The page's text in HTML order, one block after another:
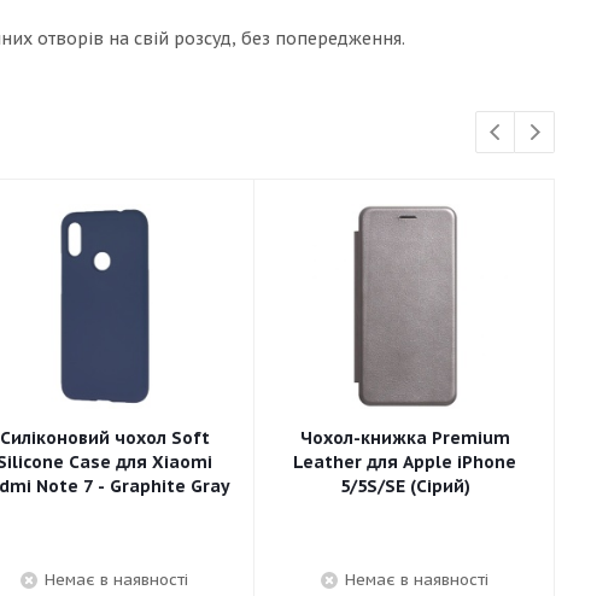
отворів на свій розсуд, без попередження.
Силіконовий чохол Soft
Case для Xiaomi
Note 7 - Graphite Gray
Немає в наявності
Чохол-книжка Premium
Leather для Apple iPhone
5/5S/SE (Сірий)
Немає в наявності